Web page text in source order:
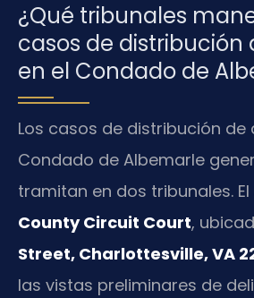
¿Qué tribunales
casos de distribución
en el Condado de
Los casos de distribución de
Condado de Albemarle
tramitan en dos tribunales. El
County Circuit Court,
Street, Charlottesville, VA
las vistas preliminares de